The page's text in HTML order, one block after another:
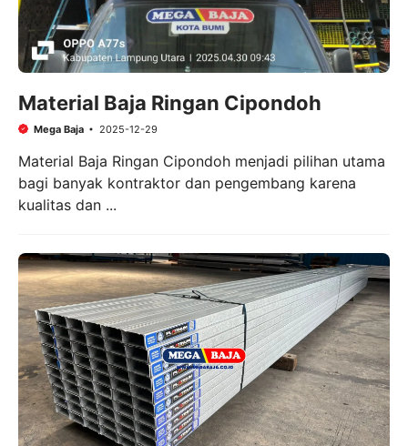
Material Baja Ringan Cipondoh
Mega Baja 2025-12-29
Material Baja Ringan Cipondoh menjadi pilihan utama
bagi banyak kontraktor dan pengembang karena
kualitas dan ...